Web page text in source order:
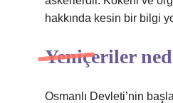
hakkında kesin bir bilgi
Yeniçeriler
Osmanlı Devleti’nin